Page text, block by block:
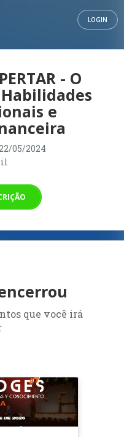
LOGIN
- O
Habilidades
e
05/2024
que você irá